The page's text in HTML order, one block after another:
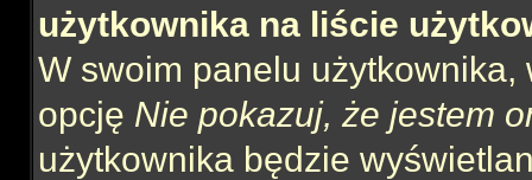
użytkownika na liście
W swoim panelu użytkownika,
opcję Nie pokazuj, że jestem
użytkownika będzie